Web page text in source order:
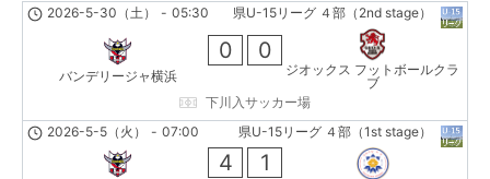
県U-15リーグ ４部（2nd stage）
2026-5-30（土） - 05:30
バンデリージャ横浜
0 0
ジオックス フットボールクラ
ブ
下川入サッカー場
県U-15リーグ ４部（1st stage）
2026-5-5（火） - 07:00
4 1